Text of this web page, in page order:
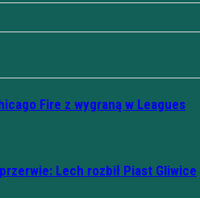
Fire z wygraną w Leagues
Lech rozbił Piast Gliwice